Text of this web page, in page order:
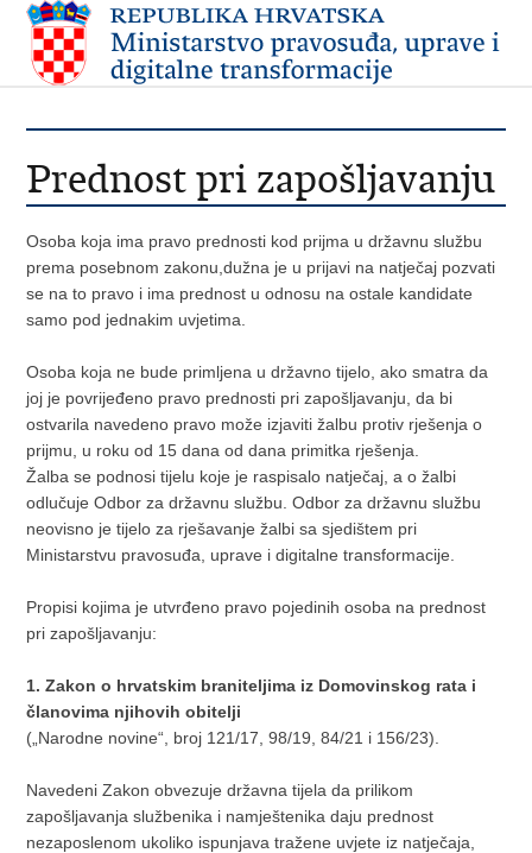
Prednost pri zapošljavanju
Osoba koja ima pravo prednosti kod prijma u državnu službu
prema posebnom zakonu,dužna je u prijavi na natječaj pozvati
se na to pravo i ima prednost u odnosu na ostale kandidate
samo pod jednakim uvjetima.
Osoba koja ne bude primljena u državno tijelo, ako smatra da
joj je povrijeđeno pravo prednosti pri zapošljavanju, da bi
ostvarila navedeno pravo može izjaviti žalbu protiv rješenja o
prijmu, u roku od 15 dana od dana primitka rješenja.
Žalba se podnosi tijelu koje je raspisalo natječaj, a o žalbi
odlučuje Odbor za državnu službu. Odbor za državnu službu
neovisno je tijelo za rješavanje žalbi sa sjedištem pri
Ministarstvu pravosuđa, uprave i digitalne transformacije.
Propisi kojima je utvrđeno pravo pojedinih osoba na prednost
pri zapošljavanju:
1. Zakon o hrvatskim braniteljima iz Domovinskog rata i
članovima njihovih obitelji
(„Narodne novine“, broj 121/17, 98/19, 84/21 i 156/23).
Navedeni Zakon obvezuje državna tijela da prilikom
zapošljavanja službenika i namještenika daju prednost
nezaposlenom ukoliko ispunjava tražene uvjete iz natječaja,